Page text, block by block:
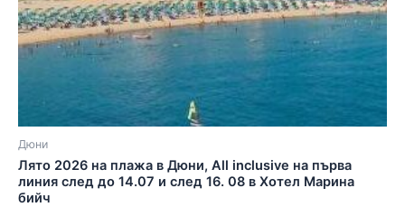
Дюни
Лято 2026 на плажа в Дюни, All inclusive на първа
линия след до 14.07 и след 16. 08 в Хотел Марина
бийч